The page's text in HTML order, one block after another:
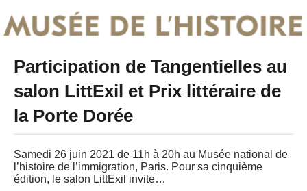
Participation de Tangentielles au
salon LittExil et Prix littéraire de
la Porte Dorée
Samedi 26 juin 2021 de 11h à 20h au Musée national de
l’histoire de l’immigration, Paris. Pour sa cinquième
édition, le salon LittExil invite…